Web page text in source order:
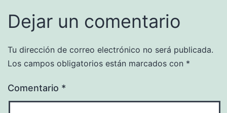
Dejar un comentario
Tu dirección de correo electrónico no será publicada.
Los campos obligatorios están marcados con *
Comentario *